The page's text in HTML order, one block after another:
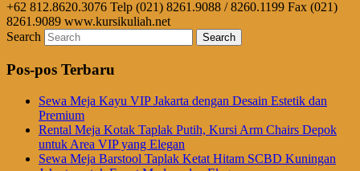
+62 812.8620.3076 Telp (021) 8261.9088 / 8260.1199 Fax (021)
8261.9089 www.kursikuliah.net
Search
Pos-pos Terbaru
Sewa Meja Kayu VIP Jakarta dengan Desain Estetik dan
Premium
Rental Meja Kotak Taplak Putih, Kursi Arm Chairs Depok
untuk Area VIP yang Elegan
Sewa Meja Barstool Taplak Ketat Hitam SCBD Kuningan